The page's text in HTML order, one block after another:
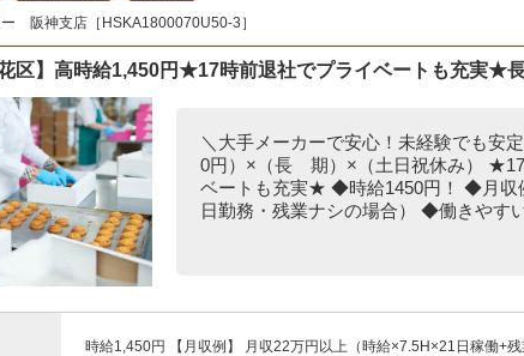
阪神支店［HSKA1800070U50-3］
花区】高時給1,450円★17時前退社でプライベートも充実★
＼大手メーカーで安心！未経験でも安
0円）×（長 期）×（土日祝休み） ★17
ベートも充実★ ◆時給1450円！ ◆月収
日勤務・残業ナシの場合） ◆働きやす
時給1,450円 【月収例】 月収22万円以上（時給×7.5H×21日稼働+